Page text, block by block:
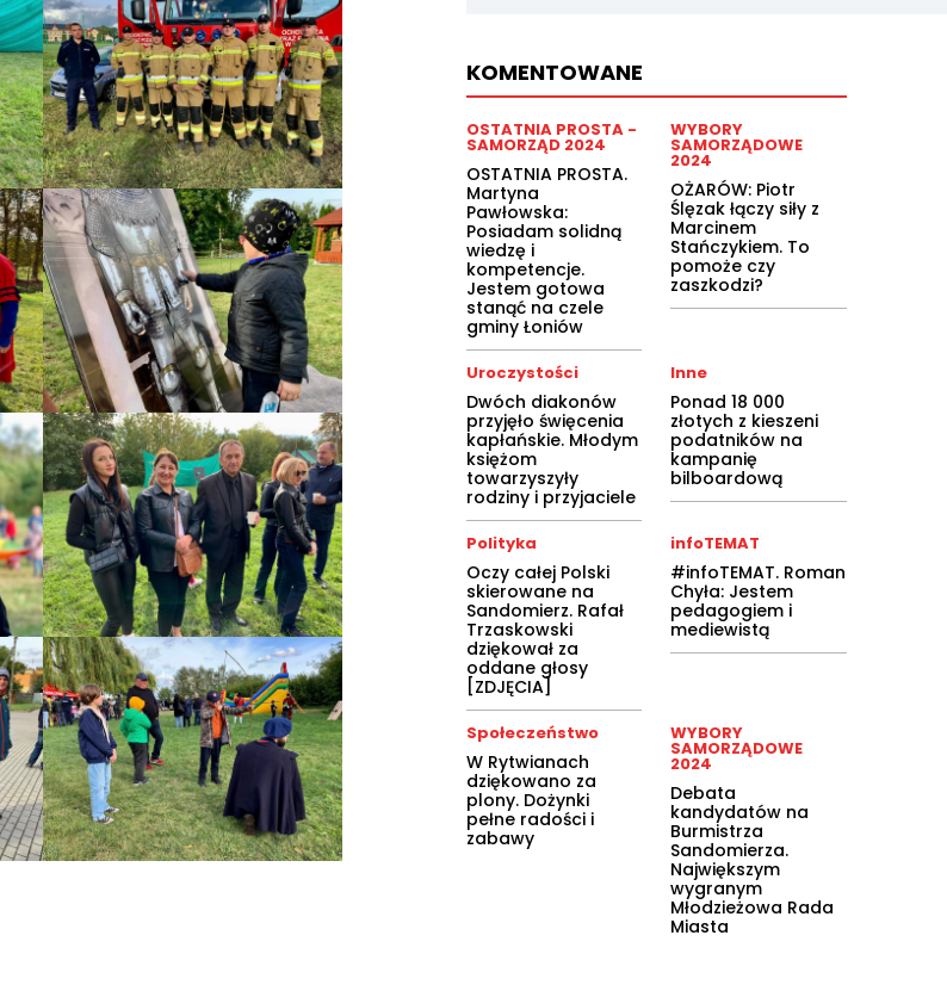
KOMENTOWANE
OSTATNIA PROSTA -
SAMORZĄD 2024
OSTATNIA PROSTA.
Martyna
Pawłowska:
Posiadam solidną
wiedzę i
kompetencje.
Jestem gotowa
stanąć na czele
gminy Łoniów
WYBORY
SAMORZĄDOWE
2024
OŻARÓW: Piotr
Ślęzak łączy siły z
Marcinem
Stańczykiem. To
pomoże czy
zaszkodzi?
Uroczystości
Dwóch diakonów
przyjęło święcenia
kapłańskie. Młodym
księżom
towarzyszyły
rodziny i przyjaciele
Inne
Ponad 18 000
złotych z kieszeni
podatników na
kampanię
bilboardową
Polityka
Oczy całej Polski
skierowane na
Sandomierz. Rafał
Trzaskowski
dziękował za
oddane głosy
[ZDJĘCIA]
infoTEMAT
#infoTEMAT. Roman
Chyła: Jestem
pedagogiem i
mediewistą
Społeczeństwo
W Rytwianach
dziękowano za
plony. Dożynki
pełne radości i
zabawy
WYBORY
SAMORZĄDOWE
2024
Debata
kandydatów na
Burmistrza
Sandomierza.
Największym
wygranym
Młodzieżowa Rada
Miasta